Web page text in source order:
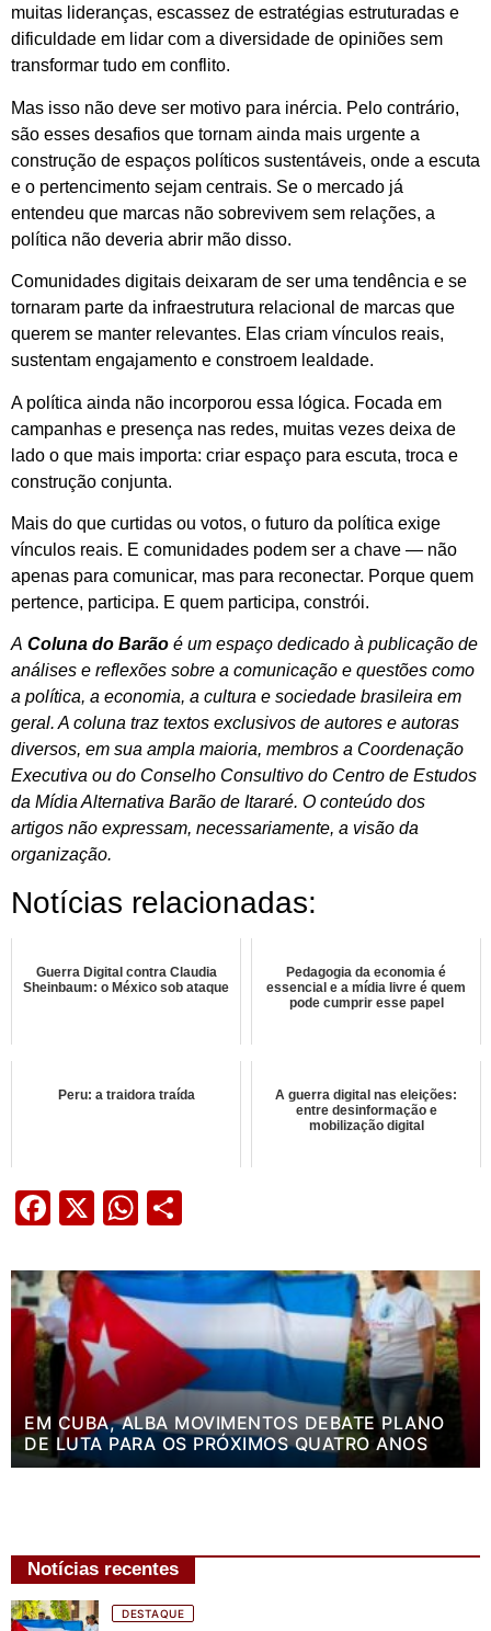
muitas lideranças, escassez de estratégias estruturadas e
dificuldade em lidar com a diversidade de opiniões sem
transformar tudo em conflito.
Mas isso não deve ser motivo para inércia. Pelo contrário,
são esses desafios que tornam ainda mais urgente a
construção de espaços políticos sustentáveis, onde a escuta
e o pertencimento sejam centrais. Se o mercado já
entendeu que marcas não sobrevivem sem relações, a
política não deveria abrir mão disso.
Comunidades digitais deixaram de ser uma tendência e se
tornaram parte da infraestrutura relacional de marcas que
querem se manter relevantes. Elas criam vínculos reais,
sustentam engajamento e constroem lealdade.
A política ainda não incorporou essa lógica. Focada em
campanhas e presença nas redes, muitas vezes deixa de
lado o que mais importa: criar espaço para escuta, troca e
construção conjunta.
Mais do que curtidas ou votos, o futuro da política exige
vínculos reais. E comunidades podem ser a chave — não
apenas para comunicar, mas para reconectar. Porque quem
pertence, participa. E quem participa, constrói.
A Coluna do Barão é um espaço dedicado à publicação de
análises e reflexões sobre a comunicação e questões como
a política, a economia, a cultura e sociedade brasileira em
geral. A coluna traz textos exclusivos de autores e autoras
diversos, em sua ampla maioria, membros a Coordenação
Executiva ou do Conselho Consultivo do Centro de Estudos
da Mídia Alternativa Barão de Itararé. O conteúdo dos
artigos não expressam, necessariamente, a visão da
organização.
Notícias relacionadas:
Guerra Digital contra Claudia
Sheinbaum: o México sob ataque
Pedagogia da economia é
essencial e a mídia livre é quem
pode cumprir esse papel
Peru: a traidora traída
A guerra digital nas eleições:
entre desinformação e
mobilização digital
Facebook
X WhatsApp
EM CUBA, ALBA MOVIMENTOS DEBATE PLANO
DE LUTA PARA OS PRÓXIMOS QUATRO ANOS
Notícias recentes
DESTAQUE